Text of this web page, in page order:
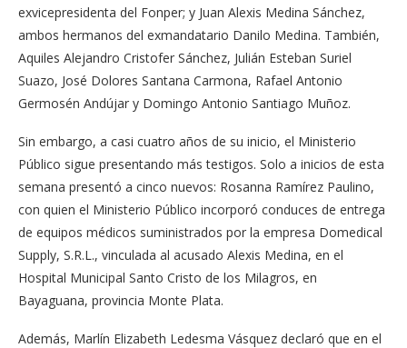
exvicepresidenta del Fonper; y Juan Alexis Medina Sánchez,
ambos hermanos del exmandatario Danilo Medina. También,
Aquiles Alejandro Cristofer Sánchez, Julián Esteban Suriel
Suazo, José Dolores Santana Carmona, Rafael Antonio
Germosén Andújar y Domingo Antonio Santiago Muñoz.
Sin embargo, a casi cuatro años de su inicio, el Ministerio
Público sigue presentando más testigos. Solo a inicios de esta
semana presentó a cinco nuevos: Rosanna Ramírez Paulino,
con quien el Ministerio Público incorporó conduces de entrega
de equipos médicos suministrados por la empresa Domedical
Supply, S.R.L., vinculada al acusado Alexis Medina, en el
Hospital Municipal Santo Cristo de los Milagros, en
Bayaguana, provincia Monte Plata.
Además, Marlín Elizabeth Ledesma Vásquez declaró que en el